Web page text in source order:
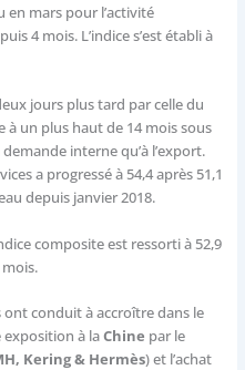
mars pour l’activité
4 mois. L’indice s’est établi à
jours plus tard par celle du
à un plus haut de 14 mois sous
interne qu’à l’export.
a progressé à 54,4 après 51,1
depuis janvier 2018.
composite est ressorti à 52,9
conduit à accroître dans le
exposition à laChine par le
Kering & Hermès) et l’achat